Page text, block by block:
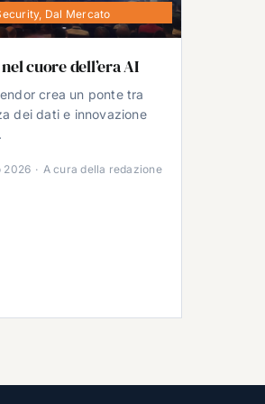
, Dal Mercato
cuore dell’era AI
crea un ponte tra
dei dati e innovazione
2026 · A cura della redazione